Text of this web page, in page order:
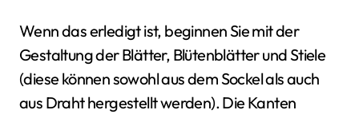
Wenn das erledigt ist, beginnen Sie mit der
Gestaltung der Blätter, Blütenblätter und Stiele
(diese können sowohl aus dem Sockel als auch
aus Draht hergestellt werden). Die Kanten